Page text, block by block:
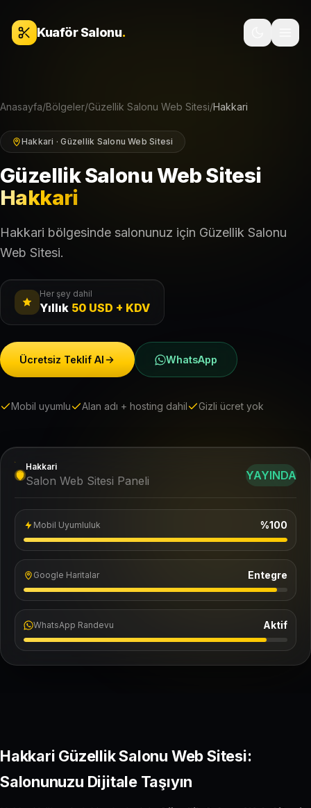
Kuaför Salonu.
Anasayfa/Bölgeler/Güzellik Salonu Web Sitesi/Hakkari
Hakkari · Güzellik Salonu Web Sitesi
Güzellik Salonu Web Sitesi
Hakkari
Hakkari bölgesinde salonunuz için Güzellik Salonu
Web Sitesi.
Her şey dahil
Yıllık 50 USD + KDV
Ücretsiz Teklif Al WhatsApp
Mobil uyumlu Alan adı + hosting dahil Gizli ücret yok
Hakkari
Salon Web Sitesi Paneli YAYINDA
Mobil Uyumluluk %100
Google Haritalar Entegre
WhatsApp Randevu Aktif
Hakkari Güzellik Salonu Web Sitesi:
Salonunuzu Dijitale Taşıyın